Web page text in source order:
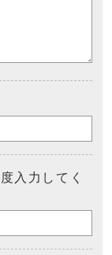
入力してく